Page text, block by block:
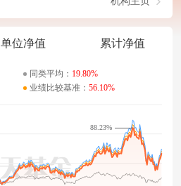
单位净值 累计净值
同类平均： 19.80%
业绩比较基准： 56.10%
88.23%